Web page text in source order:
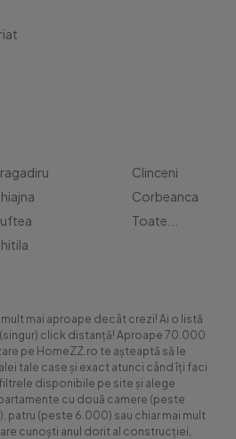
Clinceni
Corbeanca
Toate...
mai aproape decât crezi! Ai o listă
click distanță! Aproape 70.000
pe HomeZZ.ro te așteaptă să le
tale case și exact atunci când îți faci
disponibile pe site și alege
cu două camere (peste
(peste 6.000) sau chiar mai mult
cunoști anul dorit al construcției,